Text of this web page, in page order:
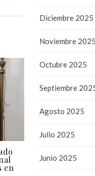
en
Diciembre 2025
Noviembre 2025
Octubre 2025
Septiembre
Agosto 2025
Julio 2025
Junio 2025